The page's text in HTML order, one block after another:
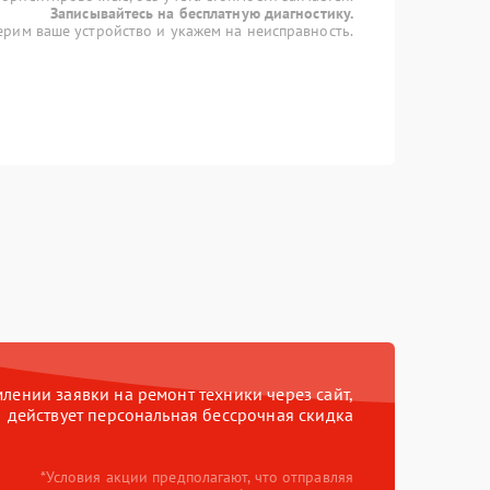
Записывайтесь на бесплатную диагностику.
ваше устройство и укажем на неисправность.
заявки на ремонт техники через сайт,
действует персональная бессрочная скидка
*Условия акции предполагают, что отправляя